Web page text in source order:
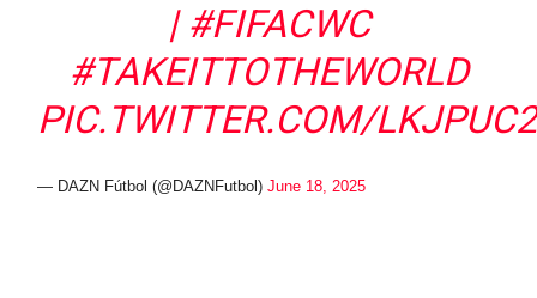
| #FIFACWC
#TAKEITTOTHEWORLD
PIC.TWITTER.COM/
— DAZN Fútbol (@DAZNFutbol)June 18, 2025